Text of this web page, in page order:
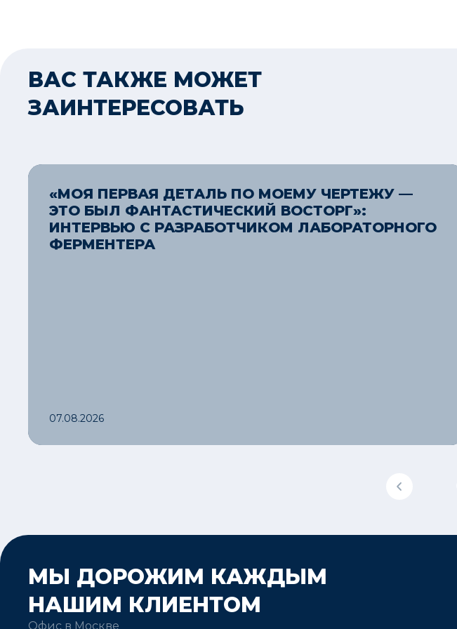
ВАС ТАКЖЕ МОЖЕТ
ЗАИНТЕРЕСОВАТЬ
«МОЯ ПЕРВАЯ ДЕТАЛЬ ПО МОЕМУ ЧЕРТЕЖУ —
ЭТО БЫЛ ФАНТАСТИЧЕСКИЙ ВОСТОРГ»:
ИНТЕРВЬЮ С РАЗРАБОТЧИКОМ ЛАБОРАТОРНОГО
ФЕРМЕНТЕРА
07.08.2026
МЫ ДОРОЖИМ КАЖДЫМ
НАШИМ КЛИЕНТОМ
Офис в Москве